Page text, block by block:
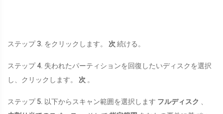
ステップ 3. をクリックします。 次 続ける。
ステップ 4. 失われたパーティションを回復したいディスクを選択
し、クリックします。 次 。
ステップ 5. 以下からスキャン範囲を選択します フルディスク